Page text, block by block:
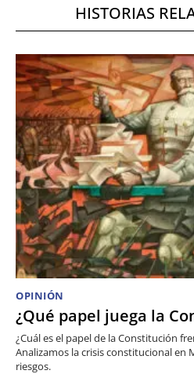
HISTORIAS
OPINIÓN
¿Qué papel juega la
¿Cuál es el papel de la Constitución
Analizamos la crisis constitucional en
riesgos.